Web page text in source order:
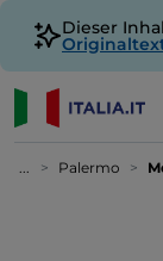
Dieser
... Palermo